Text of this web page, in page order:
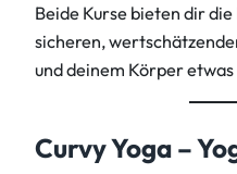
Beide Kurse bieten dir
sicheren,
und deinem Körper etwas
Curvy Yoga –